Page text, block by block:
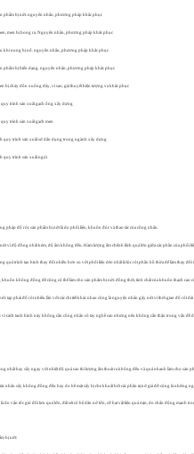
phẩm bị nứt. nguyên nhân, phương pháp khắc phục
men bị bong ra. Nguyên nhân, phương pháp khắc phục
khi nung bị nổ. nguyên nhân, phương pháp khắc phục
phẩm bị biến dạng. nguyên nhân, phương pháp khắc phục
bị chảy dồn xuống đáy, vì sao, giả thuyết hiện tượng va khắc phục
quy trình sản xuất gạch ống xây dựng
trình sản xuất gạch men
quy trình sản xuất sứ dân dụng trong ngành xây dựng
quy trình sản xuất ngói
pháp đổ rót, sản phẩm bị nứt là do phối liệu, khuôn đúc và thao tác của công nhân.
vì độ đồng nhất kém, độ ẩm không đều. Hàm lượng ẩm chênh lệch quá lớn giữa các phần của
quá trình tạo hình thay đổi nhiều hơn so với phối liệu dẻo nhất là lúc rót phần hồ thừa dể làm
không đồng đề cũng có thể làm cho sản phẩm bị nứt. đồng thời, tính chất của khuôn thạch cao
tạp phải đổ rót nhiều lần với các chi tiết khác nhau cũng là nguyện nhân gây nứt vì thời gian đổ rót
vì cách taoh hình này không cần công nhân có tay nghề cao nhưng nếu không cẩn thận trong vấn đề
nhất hay sấy ngay với nhiệt độ quá cao thì lượng ẩm thoát ra không đều và quá nhanh làm cho sản
nhân sấy không đồng đều hay do bề mặt sấy bị che khuất bởi các phần tựa ở giá đỡ cũng là những
do vận tốc gió đối lưu quá lớn, đất sét có hệ dãn nở lớn, cỡ hạt vật liệu quá mịn, do chấn động mạnh
bị nứt: